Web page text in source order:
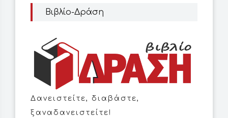
Βιβλίο-Δράση
Δανειστείτε, διαβάστε,
ξαναδανειστείτε!